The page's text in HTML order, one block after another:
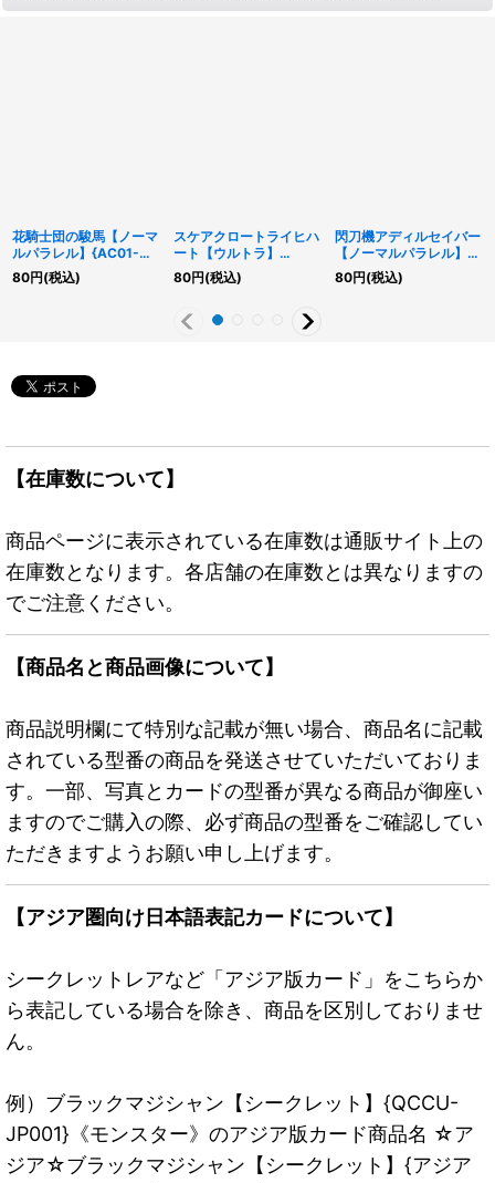
花騎士団の駿馬【ノーマ
ルパラレル】{AC01-
JP018}《モンスター》
80円(税込)
スケアクロートライヒハ
ート【ウルトラ】
{DIFO-JP049}《リン
ク》
80円(税込)
閃刀機アディルセイバー
【ノーマルパラレル】
{26PP-JP017}《モンス
ター》
80円(税込)
【在庫数について】
商品ページに表示されている在庫数は通販サイト上の
在庫数となります。各店舗の在庫数とは異なりますの
でご注意ください。
【商品名と商品画像について】
商品説明欄にて特別な記載が無い場合、商品名に記載
されている型番の商品を発送させていただいておりま
す。一部、写真とカードの型番が異なる商品が御座い
ますのでご購入の際、必ず商品の型番をご確認してい
ただきますようお願い申し上げます。
【アジア圏向け日本語表記カードについて】
シークレットレアなど「アジア版カード」をこちらか
ら表記している場合を除き、商品を区別しておりませ
ん。
例）ブラックマジシャン【シークレット】{QCCU-
JP001}《モンスター》のアジア版カード商品名 ☆ア
ジア☆ブラックマジシャン【シークレット】{アジア